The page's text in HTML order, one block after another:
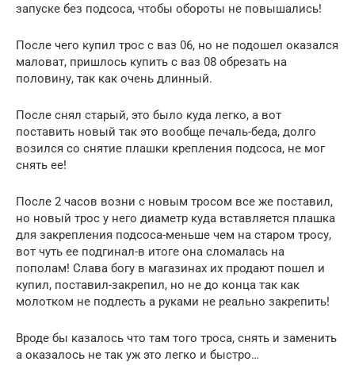
запуске без подсоса, чтобы обороты не повышались!
После чего купил трос с ваз 06, но не подошел оказался
маловат, пришлось купить с ваз 08 обрезать на
половину, так как очень длинный.
После снял старый, это было куда легко, а вот
поставить новый так это вообще печаль-беда, долго
возился со снятие плашки крепления подсоса, не мог
снять ее!
После 2 часов возни с новым тросом все же поставил,
но новый трос у него диаметр куда вставляется плашка
для закрепления подсоса-меньше чем на старом тросу,
вот чуть ее подгинал-в итоге она сломалась на
пополам! Слава богу в магазинах их продают пошел и
купил, поставил-закрепил, но не до конца так как
молотком не подлесть а руками не реально закрепить!
Вроде бы казалось что там того троса, снять и заменить
а оказалось не так уж это легко и быстро…